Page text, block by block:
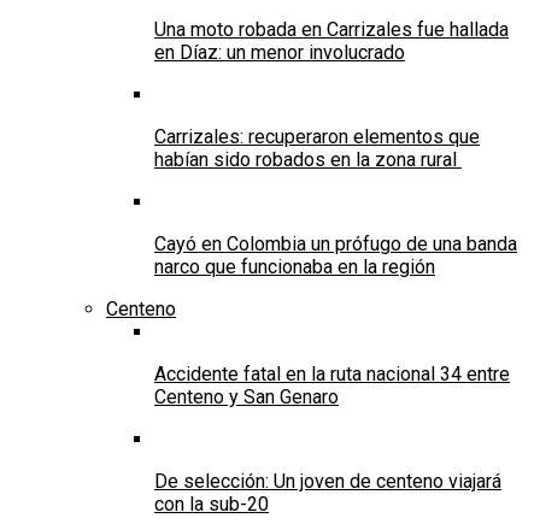
Una moto robada en Carrizales fue hallada
en Díaz: un menor involucrado
Carrizales: recuperaron elementos que
habían sido robados en la zona rural
Cayó en Colombia un prófugo de una banda
narco que funcionaba en la región
Centeno
Accidente fatal en la ruta nacional 34 entre
Centeno y San Genaro
De selección: Un joven de centeno viajará
con la sub-20